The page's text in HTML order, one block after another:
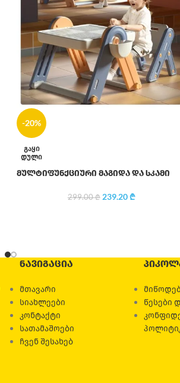
-20%
ᲒᲐᲧᲘ
ᲓᲣᲚᲘ
მულტიფუნქციური მაგიდა და სკამი
299.00₾ 239.20₾
ᲜᲐᲕᲘᲒᲐᲪᲘᲐ
მთავარი
სიახლეები
კონტაქტი
სათამაშოები
ჩვენ შესახებ
წესები